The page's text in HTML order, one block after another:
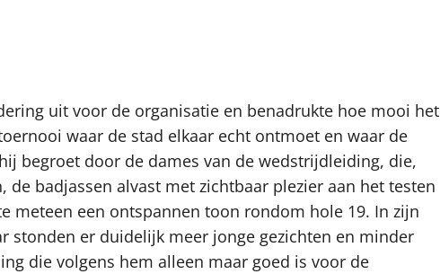
uit voor de organisatie en benadrukte hoe mooi het
waar de stad elkaar echt ontmoet en waar de
begroet door de dames van de wedstrijdleiding, die,
badjassen alvast met zichtbaar plezier aan het testen
meteen een ontspannen toon rondom hole 19. In zijn
stonden er duidelijk meer jonge gezichten en minder
die volgens hem alleen maar goed is voor de